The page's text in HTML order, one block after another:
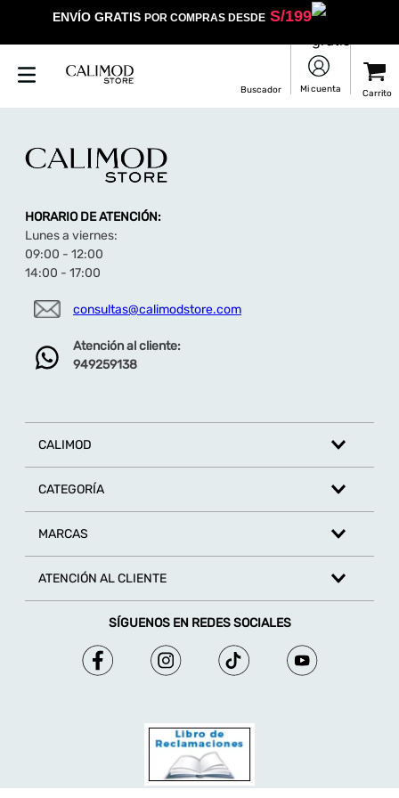
ENVÍO GRATIS POR COMPRAS DESDES/199
HORARIO DE ATENCIÓN:
Lunes a viernes:
09:00 - 12:00
14:00 - 17:00
consultas@calimodstore.com
Atención al cliente:
949259138
CALIMOD
CATEGORÍA
MARCAS
ATENCIÓN AL CLIENTE
SÍGUENOS EN REDES SOCIALES